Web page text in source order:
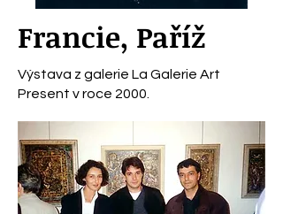
Francie, Paříž
Výstava z galerie La Galerie Art
Present v roce 2000.